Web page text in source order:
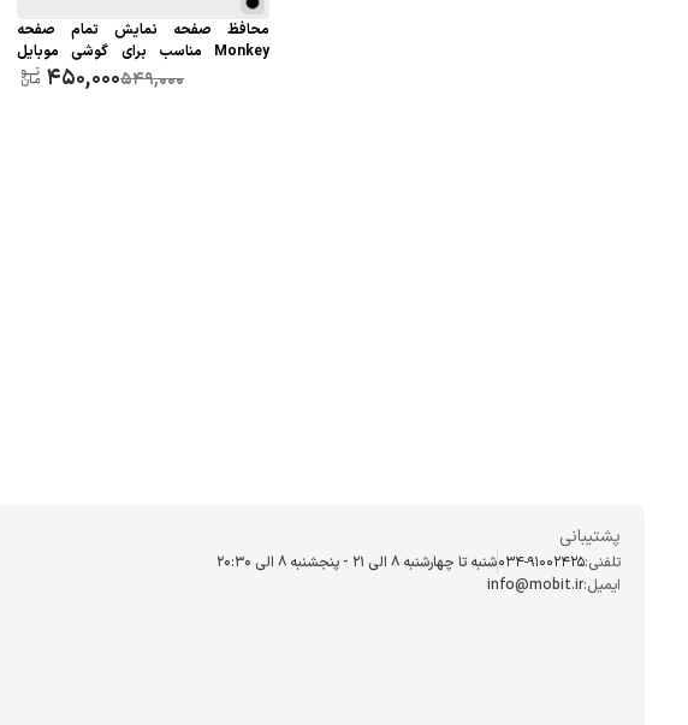
محافظ صفحه نمایش تمام صفحه
Monkey مناسب برای گوشی موبایل
549,000
450,000
پشتیبانی
تلفنی:034-91002425شنبه تا چهارشنبه ۸ الی ۲۱ - پنجشنبه 8 الی ۲۰:۳۰
ایمیل:info@mobit.ir